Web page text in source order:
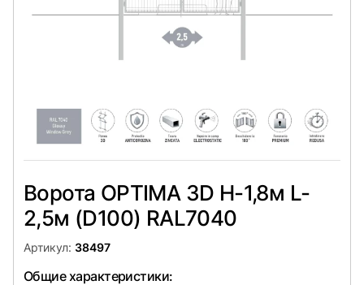
Ворота OPTIMA 3D H-1,8м L-
2,5м (D100) RAL7040
Артикул: 38497
Общие характеристики: